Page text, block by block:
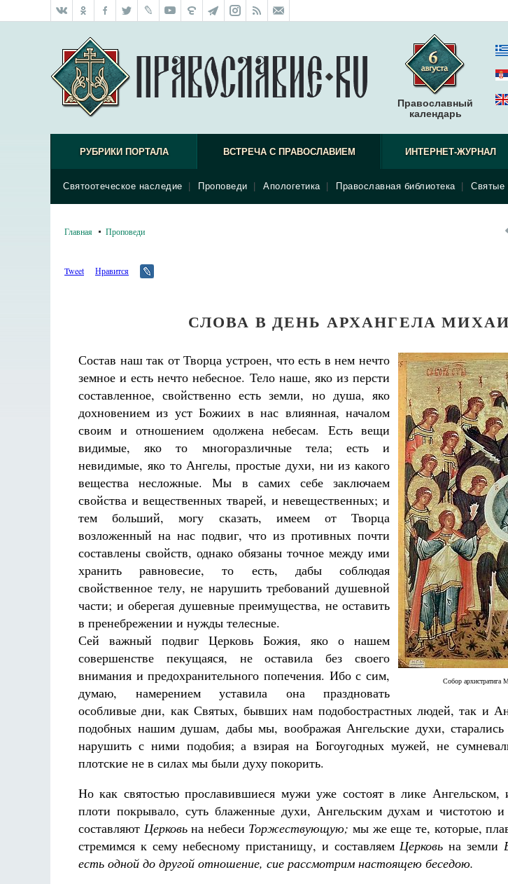
Православный
календарь
РУБРИКИ ПОРТАЛА ВСТРЕЧА С ПРАВОСЛАВИЕМ
Святоотеческое наследие Проповеди Апологетика Православная библиотека Святые
ИНТЕРНЕТ-ЖУРНАЛ
Главная Проповеди
Tweet Нравится
СЛОВА В ДЕНЬ АРХАНГЕЛА
Собор архистратига
Состав наш так от Творца устроен, что есть в нем нечто
земное и есть нечто небесное. Тело наше, яко из персти
составленное, свойственно есть земли, но душа, яко
дохновением из уст Божиих в нас влиянная, началом
своим и отношением одолжена небесам. Есть вещи
видимые, яко то многоразличные тела; есть и
невидимые, яко то Ангелы, простые духи, ни из какого
вещества несложные. Мы в самих себе заключаем
свойства и вещественных тварей, и невещественных; и
тем больший, могу сказать, имеем от Творца
возложенный на нас подвиг, что из противных почти
составлены свойств, однако обязаны точное между ими
хранить равновесие, то есть, дабы соблюдая
свойственное телу, не нарушить требований душевной
части; и оберегая душевные преимущества, не оставить
в пренебрежении и нужды телесные.
Сей важный подвиг Церковь Божия, яко о нашем
совершенстве пекущаяся, не оставила без своего
внимания и предохранительного попечения. Ибо с сим,
думаю, намерением уставила она праздновать
особливые дни, как Святых, бывших нам подобострастных людей, так и
подобных нашим душам, дабы мы, воображая Ангельские духи, старались
нарушить с ними подобия; а взирая на Богоугодных мужей, не
плотские не в силах мы были духу покорить.
Но как святостью прославившиеся мужи уже состоят в лике Ангельском,
плоти покрывало, суть блаженные духи, Ангельским духам и чистотою
составляют Церковьна небеси Торжествующую; мы же еще те, которые,
стремимся к сему небесному пристанищу, и составляемЦерковь на земли
есть одной до другой отношение, сие рассмотрим настоящею беседою.
Разлуки не будет
Фредерика де Грааф Как найти своё место в жизни